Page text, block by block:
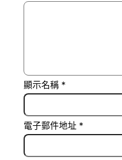
顯示名稱 *
電子郵件地址 *